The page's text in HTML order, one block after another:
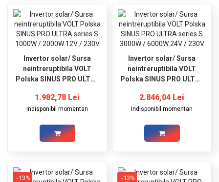
Invertor solar/ Sursa
neintreruptibila VOLT
Polska SINUS PRO ULTRA
12V / 230V
1.982,78 Lei
Indisponibil momentan
Invertor solar/ Sursa
neintreruptibila VOLT
Polska SINUS PRO ULTRA
24V / 230V
2.846,04 Lei
Indisponibil momentan
-13% -13%